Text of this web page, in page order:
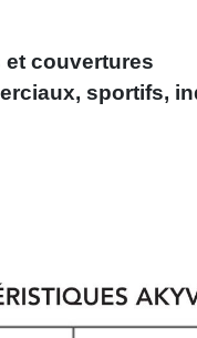
et couvertures
sportifs,